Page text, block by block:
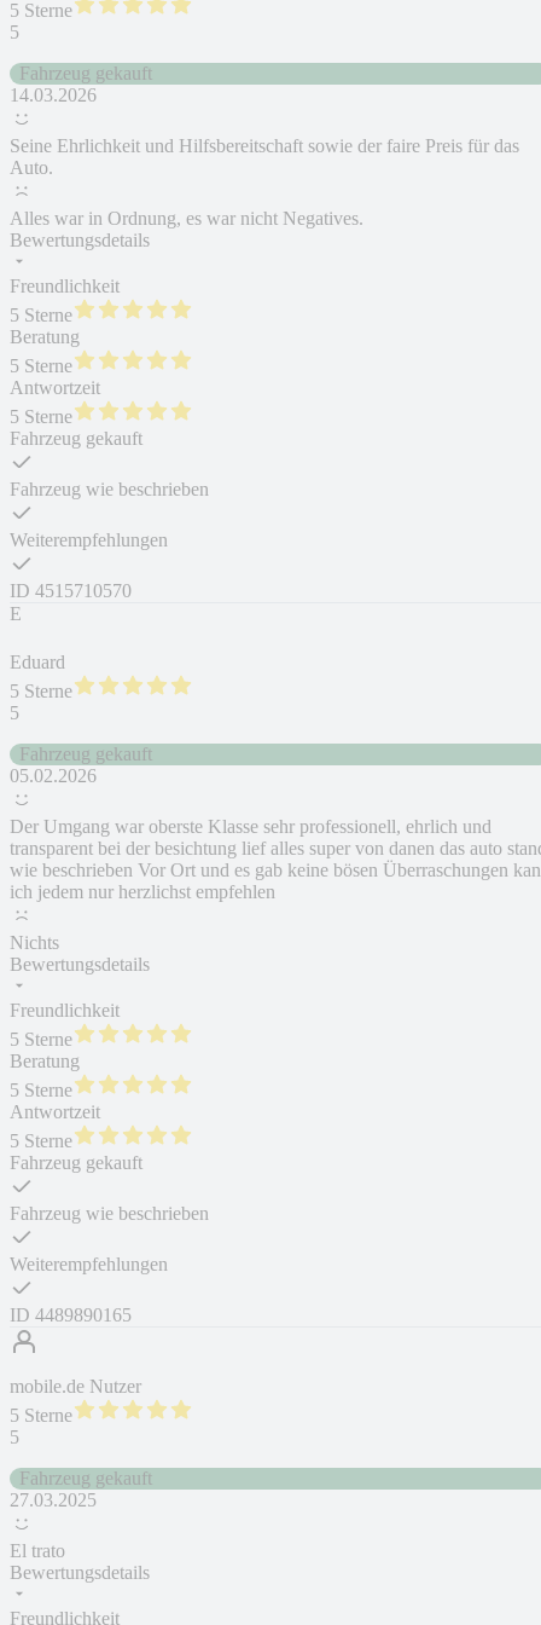
5 Sterne
5
Fahrzeug gekauft
14.03.2026
Seine Ehrlichkeit und Hilfsbereitschaft sowie der faire Preis für das
Auto.
Alles war in Ordnung, es war nicht Negatives.
Bewertungsdetails
Freundlichkeit
5 Sterne
Beratung
5 Sterne
Antwortzeit
5 Sterne
Fahrzeug gekauft
Fahrzeug wie beschrieben
Weiterempfehlungen
ID 4515710570
E
Eduard
5 Sterne
5
Fahrzeug gekauft
05.02.2026
Der Umgang war oberste Klasse sehr professionell, ehrlich und
transparent bei der besichtung lief alles super von danen das auto
wie beschrieben Vor Ort und es gab keine bösen Überraschungen
ich jedem nur herzlichst empfehlen
Nichts
Bewertungsdetails
Freundlichkeit
5 Sterne
Beratung
5 Sterne
Antwortzeit
5 Sterne
Fahrzeug gekauft
Fahrzeug wie beschrieben
Weiterempfehlungen
ID 4489890165
mobile.de Nutzer
5 Sterne
5
Fahrzeug gekauft
27.03.2025
El trato
Bewertungsdetails
Freundlichkeit